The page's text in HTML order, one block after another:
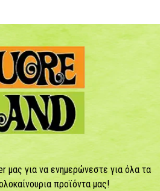
μας για να ενημερώνεστε για όλα τα
προϊόντα μας!